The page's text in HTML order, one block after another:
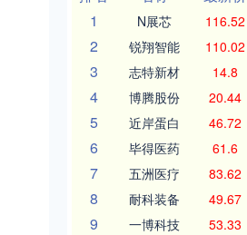
1
N展芯 116.52
2 锐翔智能 110.02
3 志特新材 14.8
4 博腾股份 20.44
5 近岸蛋白 46.72
6 毕得医药 61.6
7 五洲医疗 83.62
8 耐科装备 49.67
9 一博科技 53.33